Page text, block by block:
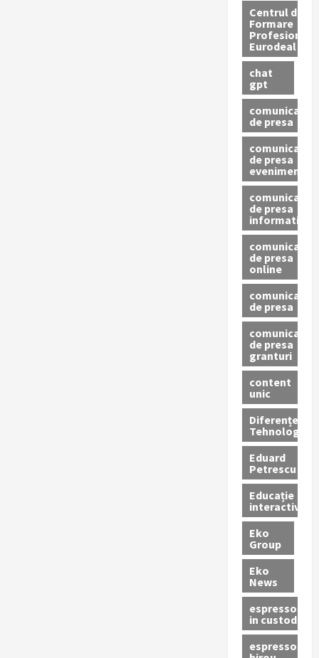
Centrul de
Formare
Profesionala
Eurodeal
chat
gpt
comunicat
de presa
comunicat
de presa
eveniment
comunicat
de presa
informativ
comunicat
de presa
online
comunicate
de presa
comunicate
de presa
granturi
content
unic
Diferențe
Tehnologice
Eduard
Petrescu
Educație
interactivă
Eko
Group
Eko
News
espressoare
in custodie
espressor